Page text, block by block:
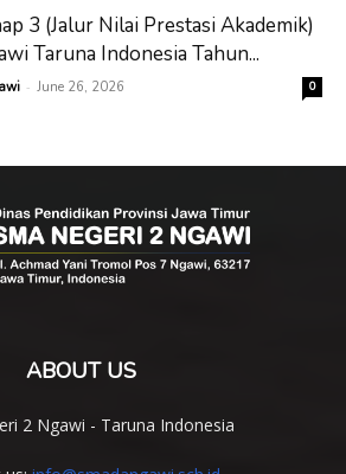
3 (Jalur Nilai Prestasi Akademik)
Taruna Indonesia Tahun...
- June 26, 2026 0
ABOUT US
2 Ngawi - Taruna Indonesia